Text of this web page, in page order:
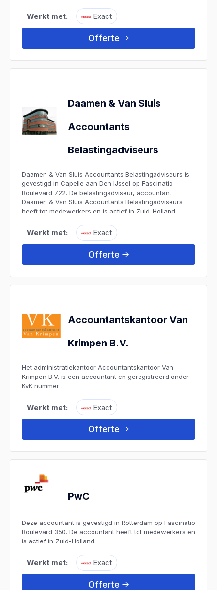
Werkt met: Exact
Offerte
Daamen & Van Sluis
Accountants
Belastingadviseurs
Daamen & Van Sluis Accountants Belastingadviseurs is
gevestigd in Capelle aan Den IJssel op Fascinatio
Boulevard 722. De belastingadviseur, accountant
Daamen & Van Sluis Accountants Belastingadviseurs
heeft tot medewerkers en is actief in Zuid-Holland.
Werkt met: Exact
Offerte
Accountantskantoor Van
Krimpen B.V.
Het administratiekantoor Accountantskantoor Van
Krimpen B.V. is een accountant en geregistreerd onder
KvK nummer .
Werkt met: Exact
Offerte
PwC
Deze accountant is gevestigd in Rotterdam op Fascinatio
Boulevard 350. De accountant heeft tot medewerkers en
is actief in Zuid-Holland.
Werkt met: Exact
Offerte